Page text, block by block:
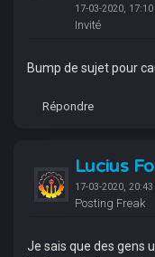
17-03-2020, 17:10
Invité
Bump de sujet pour
Répondre
Lucius
17-03-2020, 20:43
Posting Freak
Je sais que des gens